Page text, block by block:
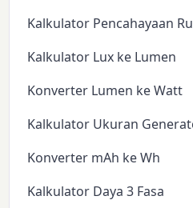
Kalkulator Pencahayaan
Kalkulator Lux ke Lumen
Konverter Lumen ke Watt
Kalkulator Ukuran
Konverter mAh ke Wh
Kalkulator Daya 3 Fasa